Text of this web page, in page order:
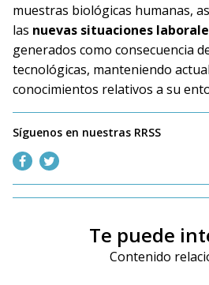
muestras biológicas humanas,
las nuevas situaciones
generados como consecuencia
tecnológicas, manteniendo
conocimientos relativos a su
Síguenos en nuestras RRSS
Te puede
Contenido